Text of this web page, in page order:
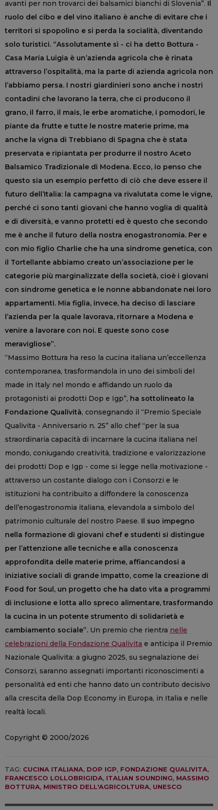
avanti per non trovarci dei balsamici bianchi di Slovenia”. Il
ruolo del cibo e del vino italiano è anche di evitare che i
territori si spopolino e si perda la socialità, diventando
solo turistici. “Assolutamente sì - ci ha detto Bottura -
Casa Maria Luigia è un’azienda agricola che è rinata
attraverso l’ospitalità, ma la parte di azienda agricola non
l’abbiamo persa. I nostri giardinieri sono anche i nostri
contadini che lavorano la terra, che ci producono il
grano, il farro, il mais, le erbe aromatiche, i pomodori, le
piante da frutte e tutte le nostre materie prime, ma
anche la vigna di Trebbiano di Spagna che è stata
preservata e ripiantata per produrre il nostro Aceto
Balsamico Tradizionale di Modena. Ecco, io penso che
questo sia un esempio perfetto di ciò che deve essere il
futuro dell’Italia: la campagna va rivalutata come le vigne,
perché ci sono tanti giovani che hanno voglia di qualità
e di diversità, e vanno protetti ed è questo che secondo
me è anche il futuro della nostra enogastronomia. Per e
con mio figlio Charlie che ha una sindrome genetica, con
il Tortellante abbiamo creato un’associazione per le
categorie più marginalizzate della società, cioè i giovani
con sindrome genetica e le nonne abbandonate nei loro
appartamenti. Mia figlia, invece, ha deciso di lasciare
l’azienda per la quale lavorava, ritornare a Modena e
venire a lavorare con noi. E queste sono cose
meravigliose”.
“Massimo Bottura ha reso la cucina italiana un’eccellenza
contemporanea, trasformandola in uno dei simboli del
made in Italy nel mondo e affidando un ruolo da
protagonisti ai prodotti Dop e Igp”, ha sottolineato la
Fondazione Qualività, consegnando il “Premio Speciale
Qualivita - Anniversario n. 25” allo chef “per la sua
straordinaria capacità di incarnare la cucina italiana nel
mondo, coniugando creatività, tradizione e valorizzazione
dei prodotti Dop e Igp - come si legge nella motivazione -
attraverso un costante dialogo con i Consorzi e le
istituzioni ha contribuito a diffondere la conoscenza
dell’enogastronomia italiana, elevandola a simbolo del
patrimonio culturale del nostro Paese. Il suo impegno
nella formazione di giovani chef e studenti si distingue
per l’attenzione alle tecniche e alla conoscenza
approfondita delle materie prime, affiancandosi a
iniziative sociali di grande impatto, come la creazione di
Food for Soul, un progetto che ha dato vita a programmi
di inclusione e lotta allo spreco alimentare, trasformando
la cucina in un potente strumento di solidarietà e
cambiamento sociale”. Un premio che rientra nelle
celebrazioni della Fondazione Qualivita e anticipa il Premio
Nazionale Qualivita: a giugno 2025, su segnalazione dei
Consorzi, saranno assegnati importanti riconoscimenti a
personalità ed enti che hanno dato un contributo decisivo
alla crescita della Dop Economy in Europa, in Italia e nelle
realtà locali.
Copyright © 2000/2026
TAG: CUCINA ITALIANA, DOP IGP, FONDAZIONE QUALIVITA,
FRANCESCO LOLLOBRIGIDA, ITALIAN SOUNDING, MASSIMO
BOTTURA, MINISTRO DELL'AGRICOLTURA, UNESCO